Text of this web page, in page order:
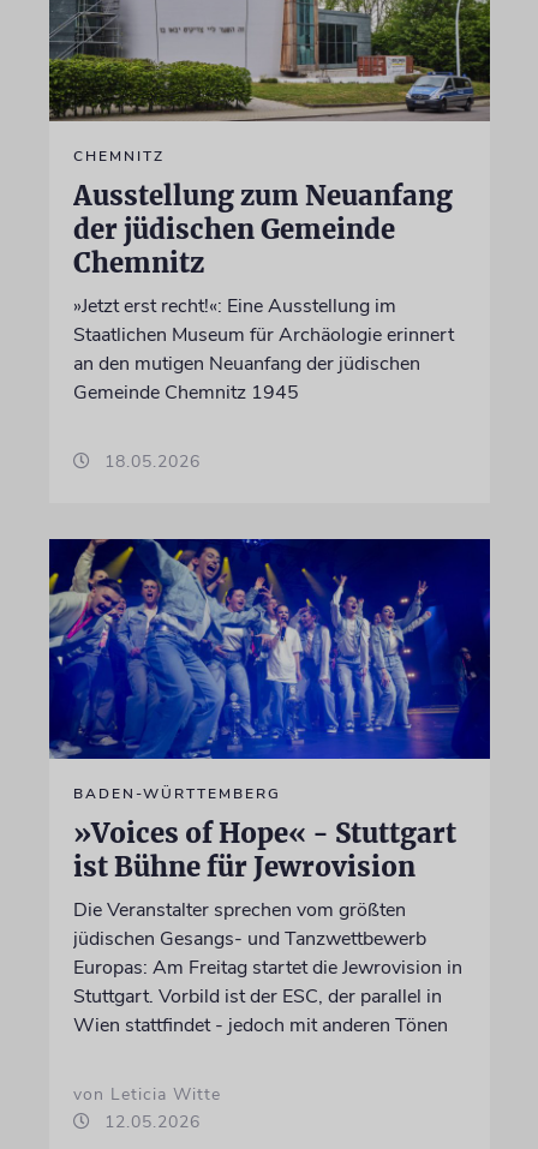
CHEMNITZ
Ausstellung zum Neuanfang
der jüdischen Gemeinde
Chemnitz
»Jetzt erst recht!«: Eine Ausstellung im
Staatlichen Museum für Archäologie erinnert
an den mutigen Neuanfang der jüdischen
Gemeinde Chemnitz 1945
18.05.2026
BADEN-WÜRTTEMBERG
»Voices of Hope« - Stuttgart
ist Bühne für Jewrovision
Die Veranstalter sprechen vom größten
jüdischen Gesangs- und Tanzwettbewerb
Europas: Am Freitag startet die Jewrovision in
Stuttgart. Vorbild ist der ESC, der parallel in
Wien stattfindet - jedoch mit anderen Tönen
von Leticia Witte
12.05.2026